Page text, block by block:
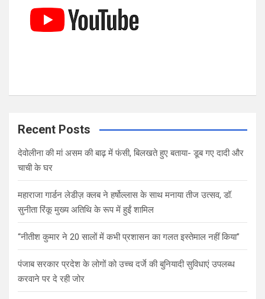
Recent Posts
देवोलीना की मां असम की बाढ़ में फंसी, बिलखते हुए बताया- डूब गए दादी और
चाची के घर
महाराजा गार्डन लेडीज़ क्लब ने हर्षोल्लास के साथ मनाया तीज उत्सव, डॉ.
सुनीता रिंकू मुख्य अतिथि के रूप में हुईं शामिल
“नीतीश कुमार ने 20 सालों में कभी प्रशासन का गलत इस्तेमाल नहीं किया”
पंजाब सरकार प्रदेश के लोगों को उच्च दर्जे की बुनियादी सुविधाएं उपलब्ध
करवाने पर दे रही जोर